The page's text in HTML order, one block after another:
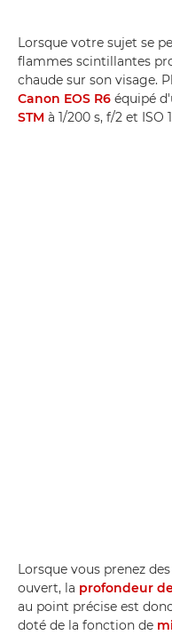
Lorsque votre sujet se
flammes scintillantes
chaude sur son visage.
Canon EOS R6 équipé
STM à 1/200 s, f/2 et ISO
Lorsque vous prenez
ouvert, la profondeur
au point précise est
doté de la fonction de